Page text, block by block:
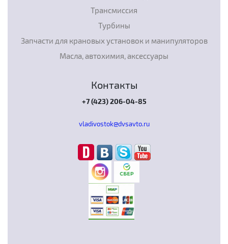
Трансмиссия
Турбины
Запчасти для крановых установок и манипуляторов
Масла, автохимия, аксессуары
Контакты
+7 (423) 206-04-85
vladivostok@dvsavto.ru